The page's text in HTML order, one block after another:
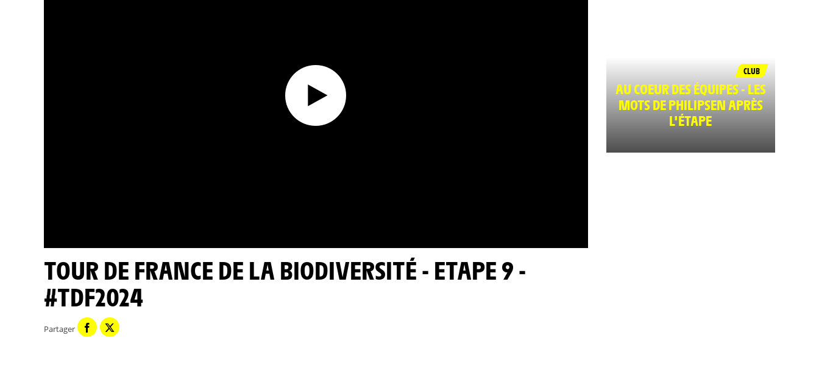
TOUR DE FRANCE DE LA BIODIVERSITÉ - ETAPE 9 -
#TDF2024
Partager
CLUB
AU COEUR DES ÉQUIPES - LES
MOTS DE PHILIPSEN APRÈS
L'ÉTAPE